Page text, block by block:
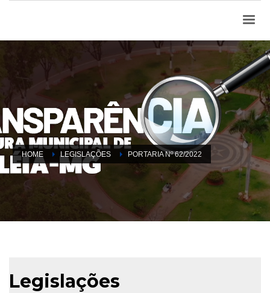
HOME LEGISLAÇÕES PORTARIA Nº 62/2022
Legislações